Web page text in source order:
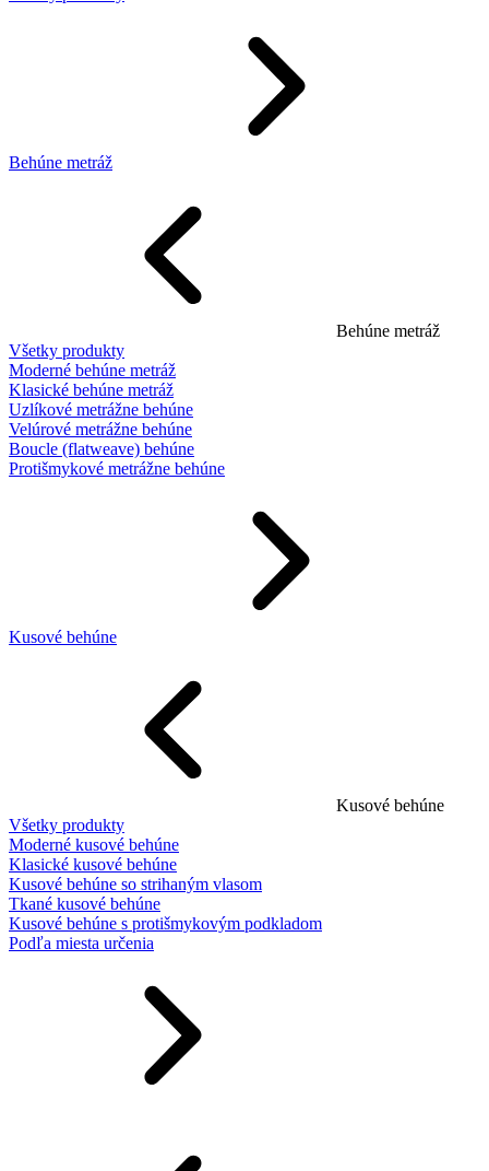
Behúne metráž
Behúne metráž
Všetky produkty
Moderné behúne metráž
Klasické behúne metráž
Uzlíkové metrážne behúne
Velúrové metrážne behúne
Boucle (flatweave) behúne
Protišmykové metrážne behúne
Kusové behúne
Kusové behúne
Všetky produkty
Moderné kusové behúne
Klasické kusové behúne
Kusové behúne so strihaným vlasom
Tkané kusové behúne
Kusové behúne s protišmykovým podkladom
Podľa miesta určenia